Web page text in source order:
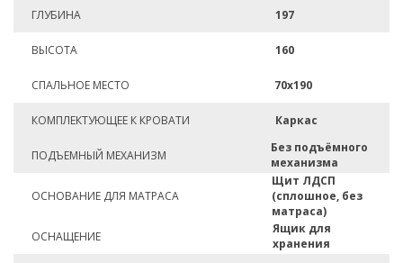
ГЛУБИНА 197
ВЫСОТА 160
СПАЛЬНОЕ МЕСТО 70х190
КОМПЛЕКТУЮЩЕЕ К КРОВАТИ Каркас
ПОДЪЕМНЫЙ МЕХАНИЗМ
Без подъёмного
механизма
ОСНОВАНИЕ ДЛЯ МАТРАСА
Щит ЛДСП
(сплошное, без
матраса)
ОСНАЩЕНИЕ
Ящик для
хранения